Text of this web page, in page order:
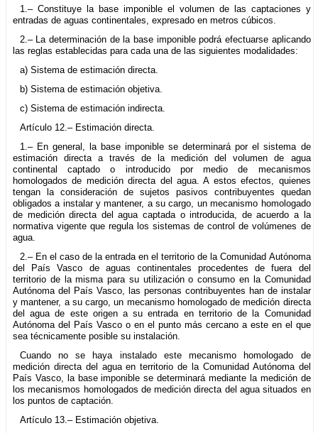
1.– Constituye la base imponible el volumen de las captaciones y
entradas de aguas continentales, expresado en metros cúbicos.
2.– La determinación de la base imponible podrá efectuarse aplicando
las reglas establecidas para cada una de las siguientes modalidades:
a) Sistema de estimación directa.
b) Sistema de estimación objetiva.
c) Sistema de estimación indirecta.
Artículo 12.– Estimación directa.
1.– En general, la base imponible se determinará por el sistema de
estimación directa a través de la medición del volumen de agua
continental captado o introducido por medio de mecanismos
homologados de medición directa del agua. A estos efectos, quienes
tengan la consideración de sujetos pasivos contribuyentes quedan
obligados a instalar y mantener, a su cargo, un mecanismo homologado
de medición directa del agua captada o introducida, de acuerdo a la
normativa vigente que regula los sistemas de control de volúmenes de
agua.
2.– En el caso de la entrada en el territorio de la Comunidad Autónoma
del País Vasco de aguas continentales procedentes de fuera del
territorio de la misma para su utilización o consumo en la Comunidad
Autónoma del País Vasco, las personas contribuyentes han de instalar
y mantener, a su cargo, un mecanismo homologado de medición directa
del agua de este origen a su entrada en territorio de la Comunidad
Autónoma del País Vasco o en el punto más cercano a este en el que
sea técnicamente posible su instalación.
Cuando no se haya instalado este mecanismo homologado de
medición directa del agua en territorio de la Comunidad Autónoma del
País Vasco, la base imponible se determinará mediante la medición de
los mecanismos homologados de medición directa del agua situados en
los puntos de captación.
Artículo 13.– Estimación objetiva.